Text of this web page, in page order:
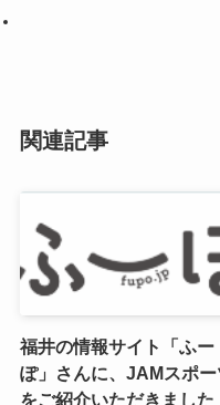
関連記事
福井の情報サイト「ふー
ぽ」さんに、JAMスポー
をご紹介いただきました